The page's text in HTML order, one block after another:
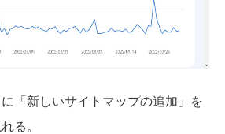
「新しいサイトマップの追加」を
る。